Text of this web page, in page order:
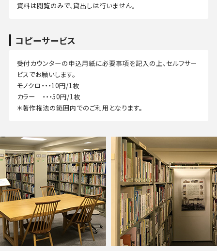
資料は閲覧のみで、貸出しは行いません。
コピーサービス
受付カウンターの申込用紙に必要事項を記入の上、セルフサー
ビスでお願いします。
モノクロ・・・10円/1枚
カラー ・・・50円/1枚
＊著作権法の範囲内でのご利用となります。